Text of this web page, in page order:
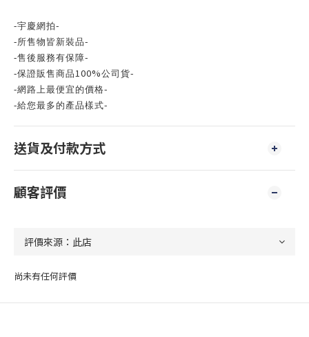
-宇慶網拍-
-所售物皆新裝品-
-售後服務有保障-
-保證販售商品100%公司貨-
-網路上最便宜的價格-
-給您最多的產品樣式-
送貨及付款方式
顧客評價
尚未有任何評價